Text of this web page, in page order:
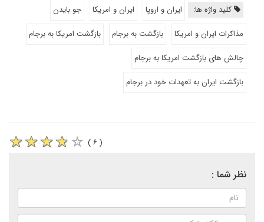
کلید واژه ها: ایران و اروپا ایران و امریکا
جو بایدن
مذاکرات ایران و امریکا
بازگشت به برجام
بازگشت امریکا به برجام
چالش های بازگشت امریکا به برجام
بازگشت ایران به تعهدات خود در برجام
( ۶ )
نظر شما :